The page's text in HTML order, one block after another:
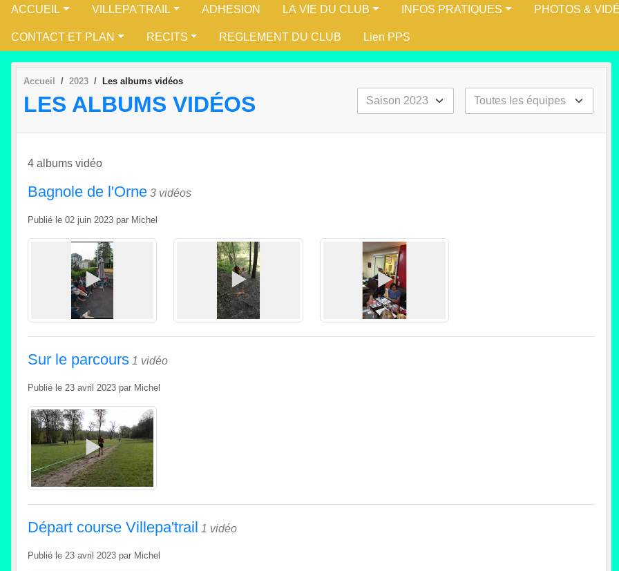
ACCUEIL VILLEPA'TRAIL ADHESION LA VIE DU CLUB INFOS PRATIQUES PHOTOS &
CONTACT ET PLAN RECITS REGLEMENT DU CLUB Lien PPS
Accueil 2023 Les albums vidéos
LES ALBUMS VIDÉOS
4 albums vidéo
Bagnole de l'Orne 3 vidéos
Publié le 02 juin 2023 par Michel
Sur le parcours 1 vidéo
Publié le 23 avril 2023 par Michel
Départ course Villepa'trail 1 vidéo
Publié le 23 avril 2023 par Michel